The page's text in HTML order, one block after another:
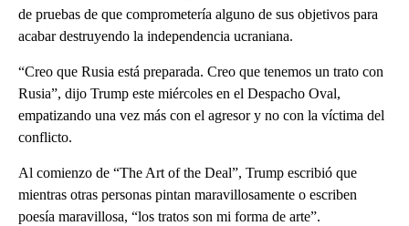
de pruebas de que comprometería alguno de sus objetivos para
acabar destruyendo la independencia ucraniana.
“Creo que Rusia está preparada. Creo que tenemos un trato con
Rusia”, dijo Trump este miércoles en el Despacho Oval,
empatizando una vez más con el agresor y no con la víctima del
conflicto.
Al comienzo de “The Art of the Deal”, Trump escribió que
mientras otras personas pintan maravillosamente o escriben
poesía maravillosa, “los tratos son mi forma de arte”.